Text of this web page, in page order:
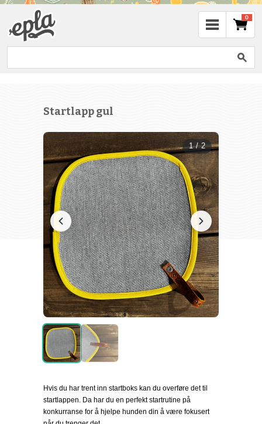
0
Startlapp gul
1 / 2
Hvis du har trent inn startboks kan du overføre det til
startlappen. Da har du en perfekt startrutine på
konkurranse for å hjelpe hunden din å være fokusert